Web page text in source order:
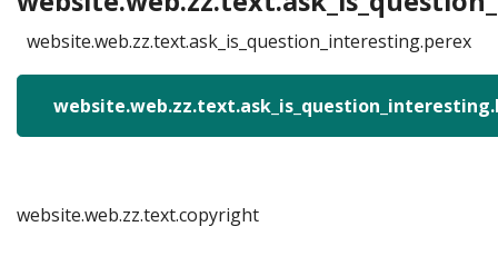
website.web.zz.text.ask_is_question_interesting.perex
website.web.zz.text.copyright